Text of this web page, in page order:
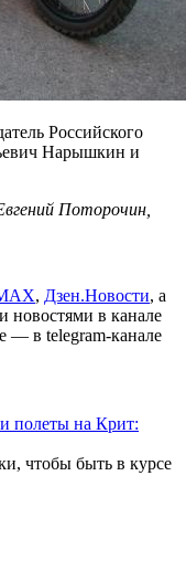
Российского
Нарышкин и
Поторочин,
, Дзен.Новости, а
новостями в канале
— в telegram-канале
полеты на Крит:
чтобы быть в курсе